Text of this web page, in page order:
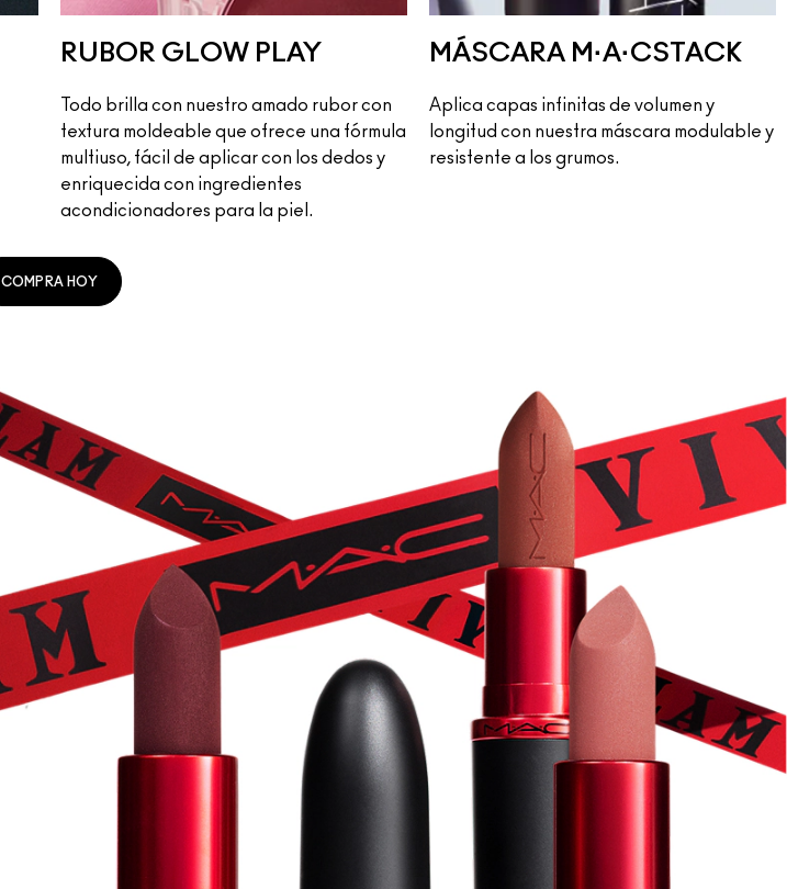
RUBOR GLOW PLAY
Todo brilla con nuestro amado rubor con
textura moldeable que ofrece una fórmula
multiuso, fácil de aplicar con los dedos y
enriquecida con ingredientes
acondicionadores para la piel.
MÁSCARA M·A·CSTACK
Aplica capas infinitas de volumen y
longitud con nuestra máscara modulable y
resistente a los grumos.
COMPRA HOY